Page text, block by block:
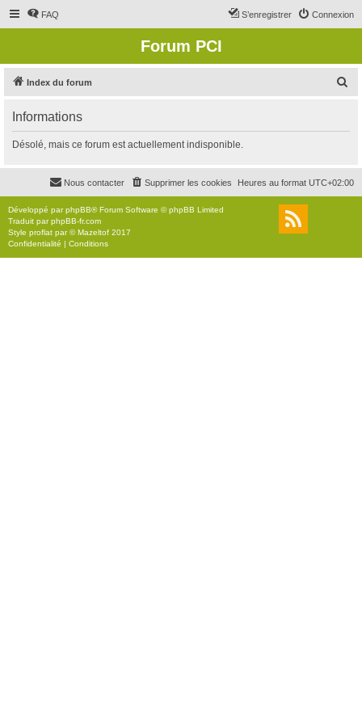
FAQ Connexion
S’enregistrer
Forum PCI
Index du forum
r
c
r
Informations
Désolé, mais ce forum est actuellement indisponible.
Heures au format UTC+02:00
Supprimer les cookies
Nous contacter
Développé parphpBB® Forum Software © phpBB Limited
Traduit parphpBB-fr.com
Style proflat par ©Mazeltof 2017
Confidentialité | Conditions